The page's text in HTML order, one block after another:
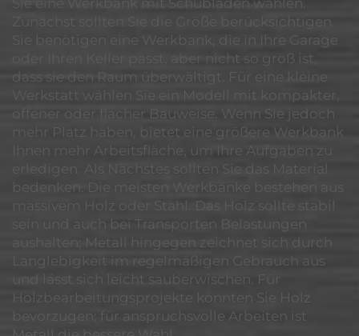
Sie eine Werkbank mit Schubladen wählen.
Zunächst sollten Sie die Größe berücksichtigen.
Sie benötigen eine Werkbank, die in Ihre Garage
oder Ihren Keller passt, aber nicht so groß ist,
dass sie den Raum überwältigt. Für eine kleine
Werkstatt wählen Sie ein Modell mit kompakter,
offener oder flacher Bauweise. Wenn Sie jedoch
mehr Platz haben, bietet eine größere Werkbank
Ihnen mehr Arbeitsfläche, um Ihre Aufgaben zu
erledigen. Als Nächstes sollten Sie das Material
bedenken. Die meisten Werkbänke bestehen aus
massivem Holz oder Stahl. Das Holz sollte stabil
sein und auch bei Transporten Belastungen
aushalten; Metall hingegen zeichnet sich durch
Langlebigkeit im regelmäßigen Gebrauch aus
und lässt sich leicht sauberwischen. Für
Holzbearbeitungsprojekte könnten Sie Holz
bevorzugen; für anspruchsvolle Arbeiten ist